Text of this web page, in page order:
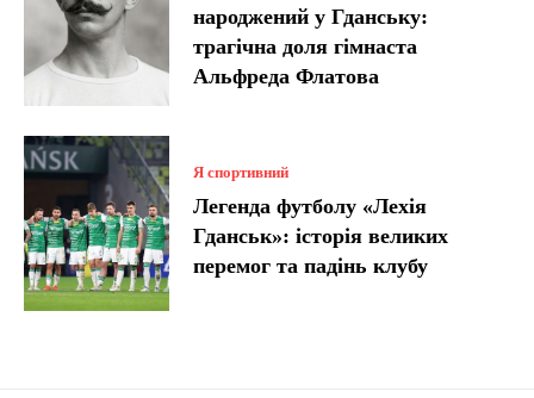
народжений у Гданську:
трагічна доля гімнаста
Альфреда Флатова
Я спортивний
Легенда футболу «Лехія
Гданськ»: історія великих
перемог та падінь клубу